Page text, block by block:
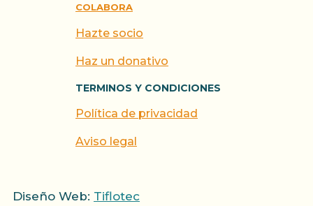
COLABORA
Hazte socio
Haz un donativo
TERMINOS Y CONDICIONES
Política de privacidad
Aviso legal
Diseño Web: Tiflotec